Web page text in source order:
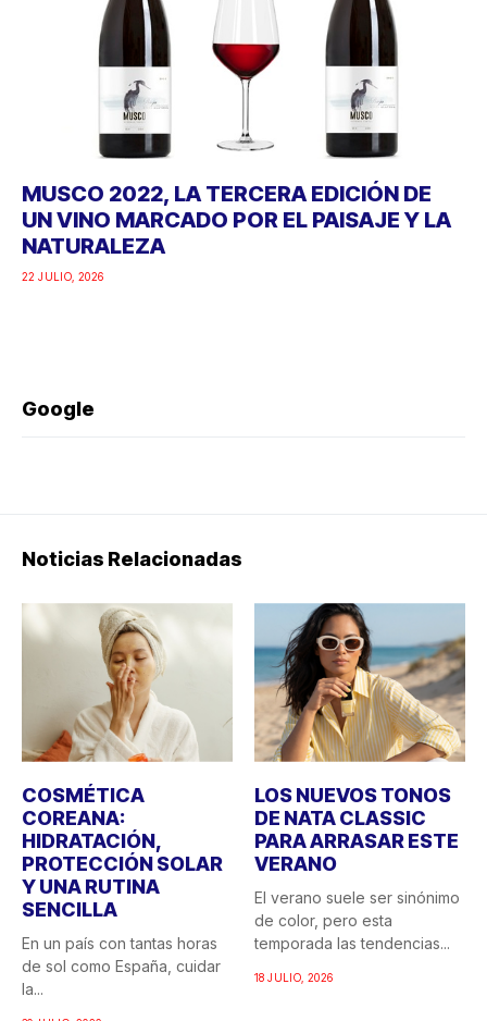
MUSCO 2022, LA TERCERA EDICIÓN DE
UN VINO MARCADO POR EL PAISAJE Y LA
NATURALEZA
22 JULIO, 2026
Google
Noticias Relacionadas
COSMÉTICA
COREANA:
HIDRATACIÓN,
PROTECCIÓN SOLAR
Y UNA RUTINA
SENCILLA
En un país con tantas horas
de sol como España, cuidar
la...
LOS NUEVOS TONOS
DE NATA CLASSIC
PARA ARRASAR ESTE
VERANO
El verano suele ser sinónimo
de color, pero esta
temporada las tendencias...
18 JULIO, 2026